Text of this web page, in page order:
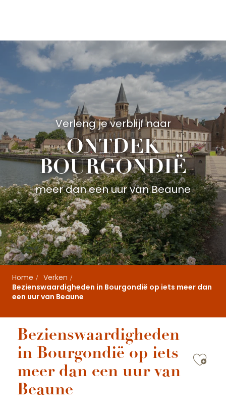
principal
Verleng je verblijf naar
ONTDEK
BOURGONDIË
meer dan een uur van Beaune
Home
Verken
Bezienswaardigheden in Bourgondië op iets meer dan
een uur van Beaune
Bezienswaardigheden
in Bourgondië op iets
meer dan een uur van
Beaune